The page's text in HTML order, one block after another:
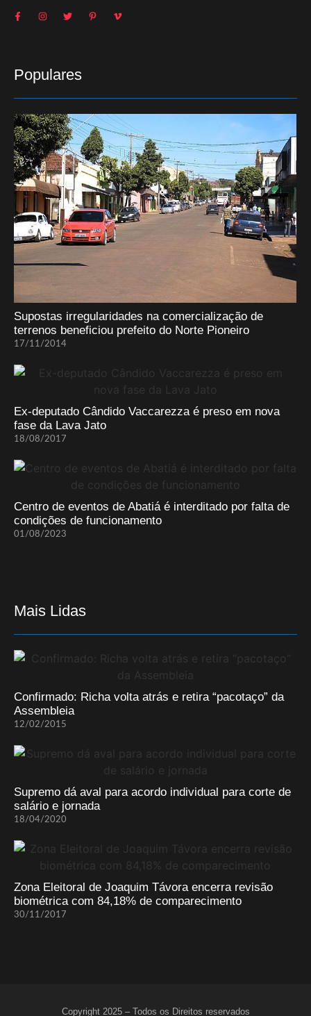
Populares
Supostas irregularidades na comercialização de
terrenos beneficiou prefeito do Norte Pioneiro
17/11/2014
Ex-deputado Cândido Vaccarezza é preso em nova
fase da Lava Jato
18/08/2017
Centro de eventos de Abatiá é interditado por falta de
condições de funcionamento
01/08/2023
Mais Lidas
Confirmado: Richa volta atrás e retira “pacotaço” da
Assembleia
12/02/2015
Supremo dá aval para acordo individual para corte de
salário e jornada
18/04/2020
Zona Eleitoral de Joaquim Távora encerra revisão
biométrica com 84,18% de comparecimento
30/11/2017
Copyright 2025 – Todos os Direitos reservados